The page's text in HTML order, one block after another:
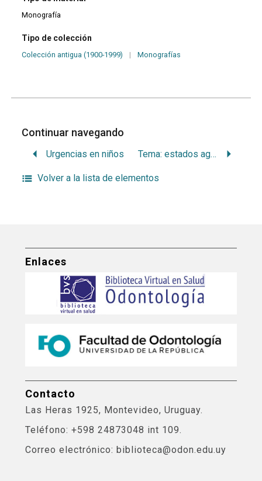
Monografía
Tipo de colección
Colección antigua (1900-1999) | Monografías
Continuar navegando
Urgencias en niños Tema: estados agudos periodontales
Volver a la lista de elementos
Enlaces
Contacto
Las Heras 1925, Montevideo, Uruguay.
Teléfono: +598 24873048 int 109.
Correo electrónico: biblioteca@odon.edu.uy